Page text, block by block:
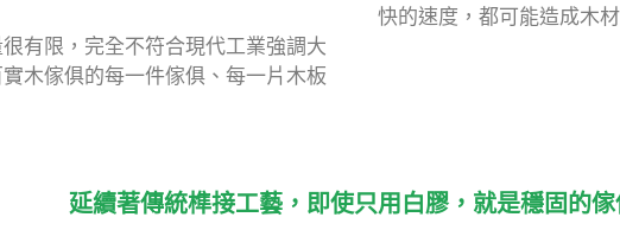
有限，完全不符合現代工業強調大
木傢俱的每一件傢俱、每一片木板
快的速度，都可能造成木
延續著傳統榫接工藝，即使只用白膠，就是穩固的